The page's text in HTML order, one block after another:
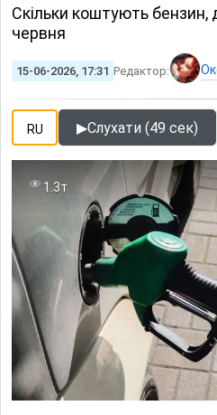
Скільки коштують бензин,
червня
15-06-2026, 17:31 Редактор:
RU ▶Слухати (49 сек)
1.3т